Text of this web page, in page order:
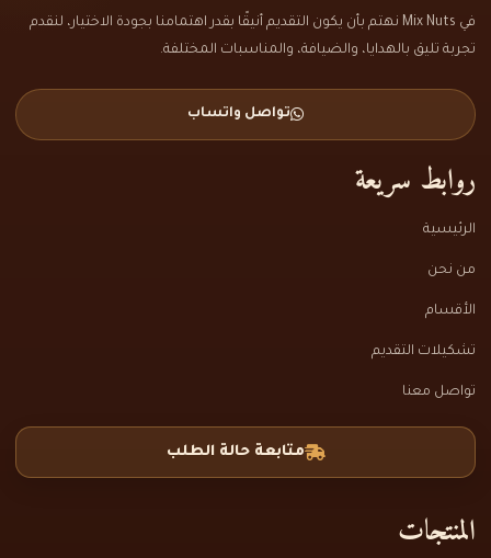
في Mix Nuts نهتم بأن يكون التقديم أنيقًا بقدر اهتمامنا بجودة الاختيار، لنقدم
تجربة تليق بالهدايا، والضيافة، والمناسبات المختلفة.
تواصل واتساب
روابط سريعة
الرئيسية
من نحن
الأقسام
تشكيلات التقديم
تواصل معنا
متابعة حالة الطلب
المنتجات